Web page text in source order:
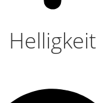
Helligkeit